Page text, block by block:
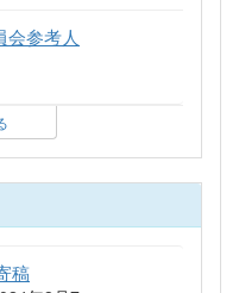
参考人
稿